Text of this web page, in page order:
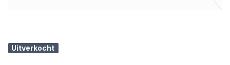
Uitverkocht